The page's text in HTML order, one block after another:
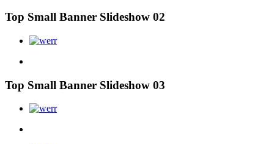
Top Small Banner Slideshow 02
Top Small Banner Slideshow 03